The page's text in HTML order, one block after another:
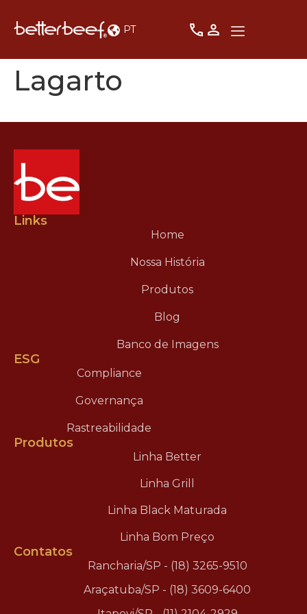
PT
Lagarto
Links
Home
Nossa História
Produtos
Blog
Banco de Imagens
ESG
Compliance
Governança
Rastreabilidade
Produtos
Linha Better
Linha Grill
Linha Black Maturada
Linha Bom Preço
Contatos
Rancharia/SP - (18) 3265-9510
Araçatuba/SP - (18) 3609-6400